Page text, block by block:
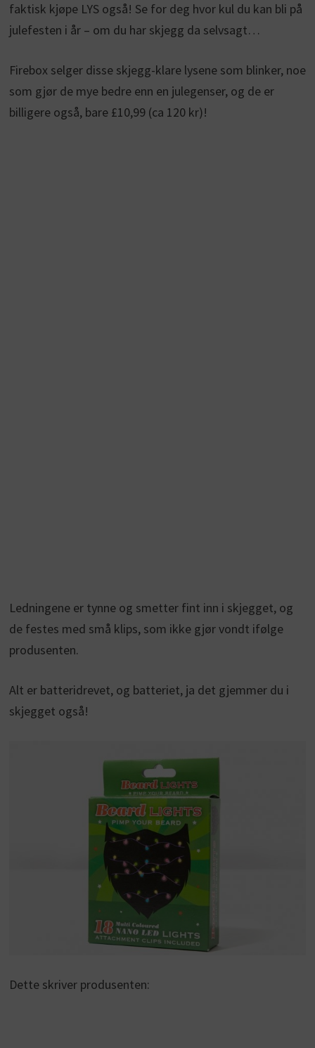
faktisk kjøpe LYS også! Se for deg hvor kul du kan bli på
julefesten i år – om du har skjegg da selvsagt…
Firebox selger disse skjegg-klare lysene som blinker, noe
som gjør de mye bedre enn en julegenser, og de er
billigere også, bare £10,99 (ca 120 kr)!
Ledningene er tynne og smetter fint inn i skjegget, og
de festes med små klips, som ikke gjør vondt ifølge
produsenten.
Alt er batteridrevet, og batteriet, ja det gjemmer du i
skjegget også!
Dette skriver produsenten: